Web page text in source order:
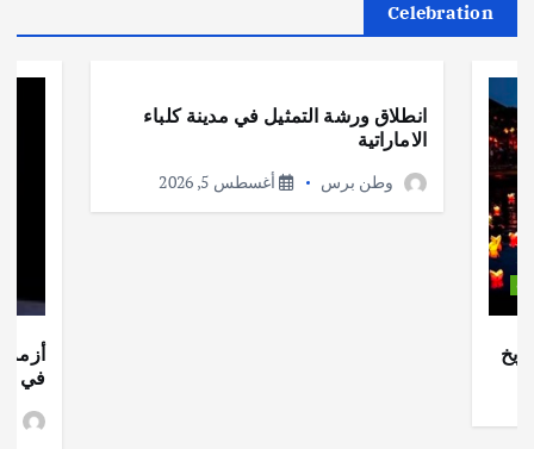
Celebration
انطلاق ورشة التمثيل في مدينة كلباء
الاماراتية
وطن برس أغسطس 5, 2026
أزمة
في